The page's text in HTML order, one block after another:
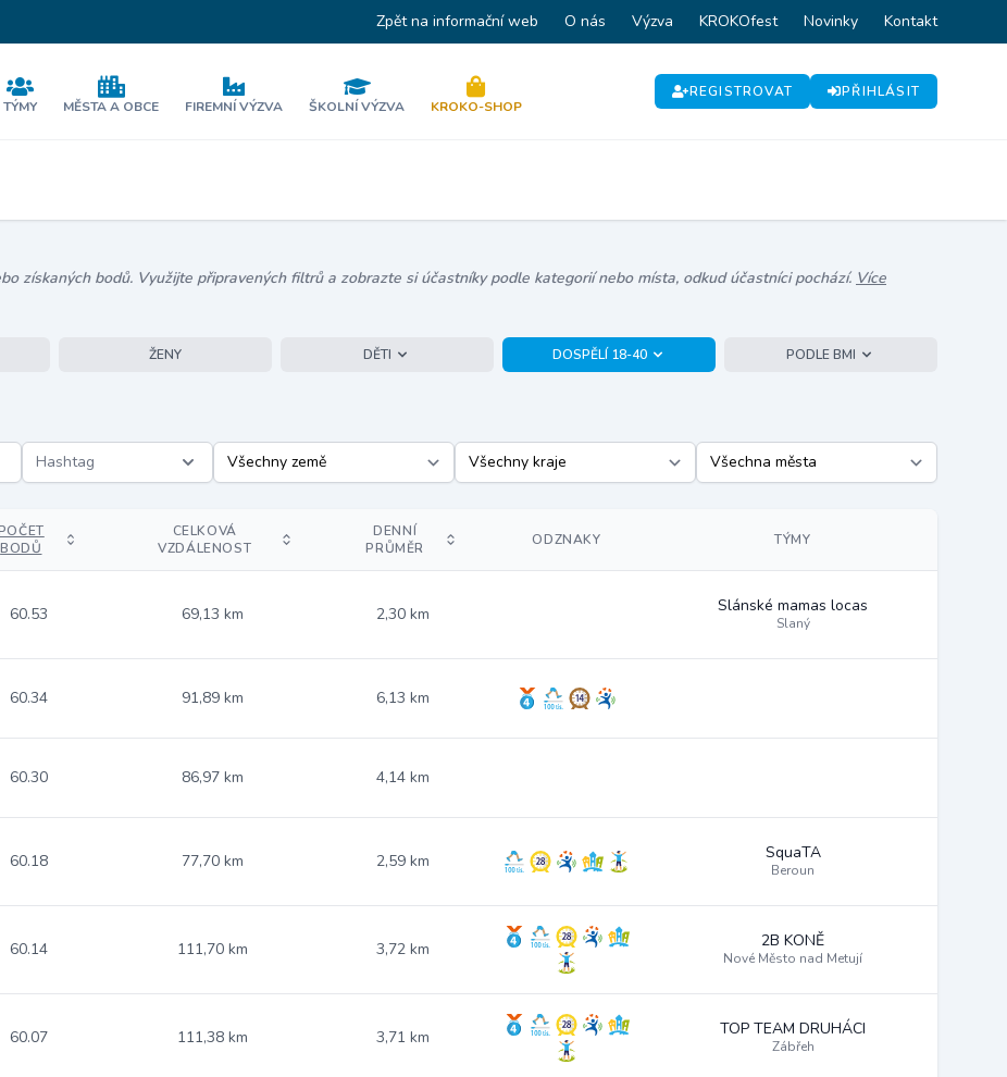
Zpět na informační web O nás Výzva KROKOfest Novinky Kontakt
TÝMY MĚSTA A OBCE FIREMNÍ VÝZVA ŠKOLNÍ VÝZVA KROKO-SHOP
REGISTROVAT PŘIHLÁSIT
získaných bodů. Využijte připravených filtrů a zobrazte si účastníky podle kategorií nebo místa, odkud účastníci pochází. Více
ŽENY DĚTI DOSPĚLÍ 18-40 PODLE BMI
Hashtag
BODŮ
CELKOVÁ
VZDÁLENOST
DENNÍ
PRŮMĚR
ODZNAKY TÝMY
60.53 69,13 km 2,30 km Slánské mamas locas
Slaný
60.34 91,89 km 6,13 km
60.30 86,97 km 4,14 km
60.18 77,70 km 2,59 km SquaTA
Beroun
60.14 111,70 km 3,72 km 2B KONĚ
Nové Město nad Metují
60.07 111,38 km 3,71 km TOP TEAM DRUHÁCI
Zábřeh